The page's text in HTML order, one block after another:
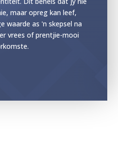
maar opreg kan leef,
waarde as 'n skepsel na
vrees of prentjie-mooi